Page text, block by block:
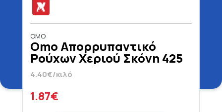
OMO
Omo Απορρυπαντικό
Ρούχων Χεριού Σκόνη 425
gr
4.40€/κιλό
1.87€